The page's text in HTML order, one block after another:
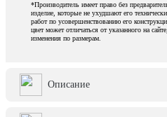
*Производитель имеет право без
изделие, которые не ухудшают его
работ по усовершенствованию его
цвет может отличаться от указанного на
изменения по размерам.
Описание